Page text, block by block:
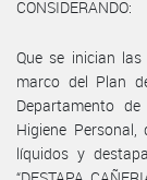
CONSIDERANDO:
Que se inician
marco del Plan
Departamento
Higiene
líquidos y